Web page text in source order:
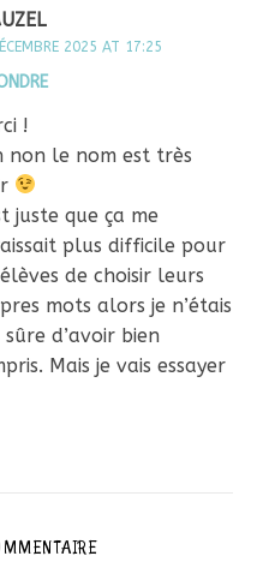
2025 AT 17:25
!
non le nom est très
juste que ça me
plus difficile pour
de choisir leurs
mots alors je n’étais
sûre d’avoir bien
Mais je vais essayer